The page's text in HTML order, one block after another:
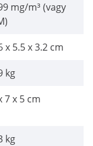
mg/m³ (vagy
x 5.5 x 3.2 cm
kg
7 x 5 cm
kg